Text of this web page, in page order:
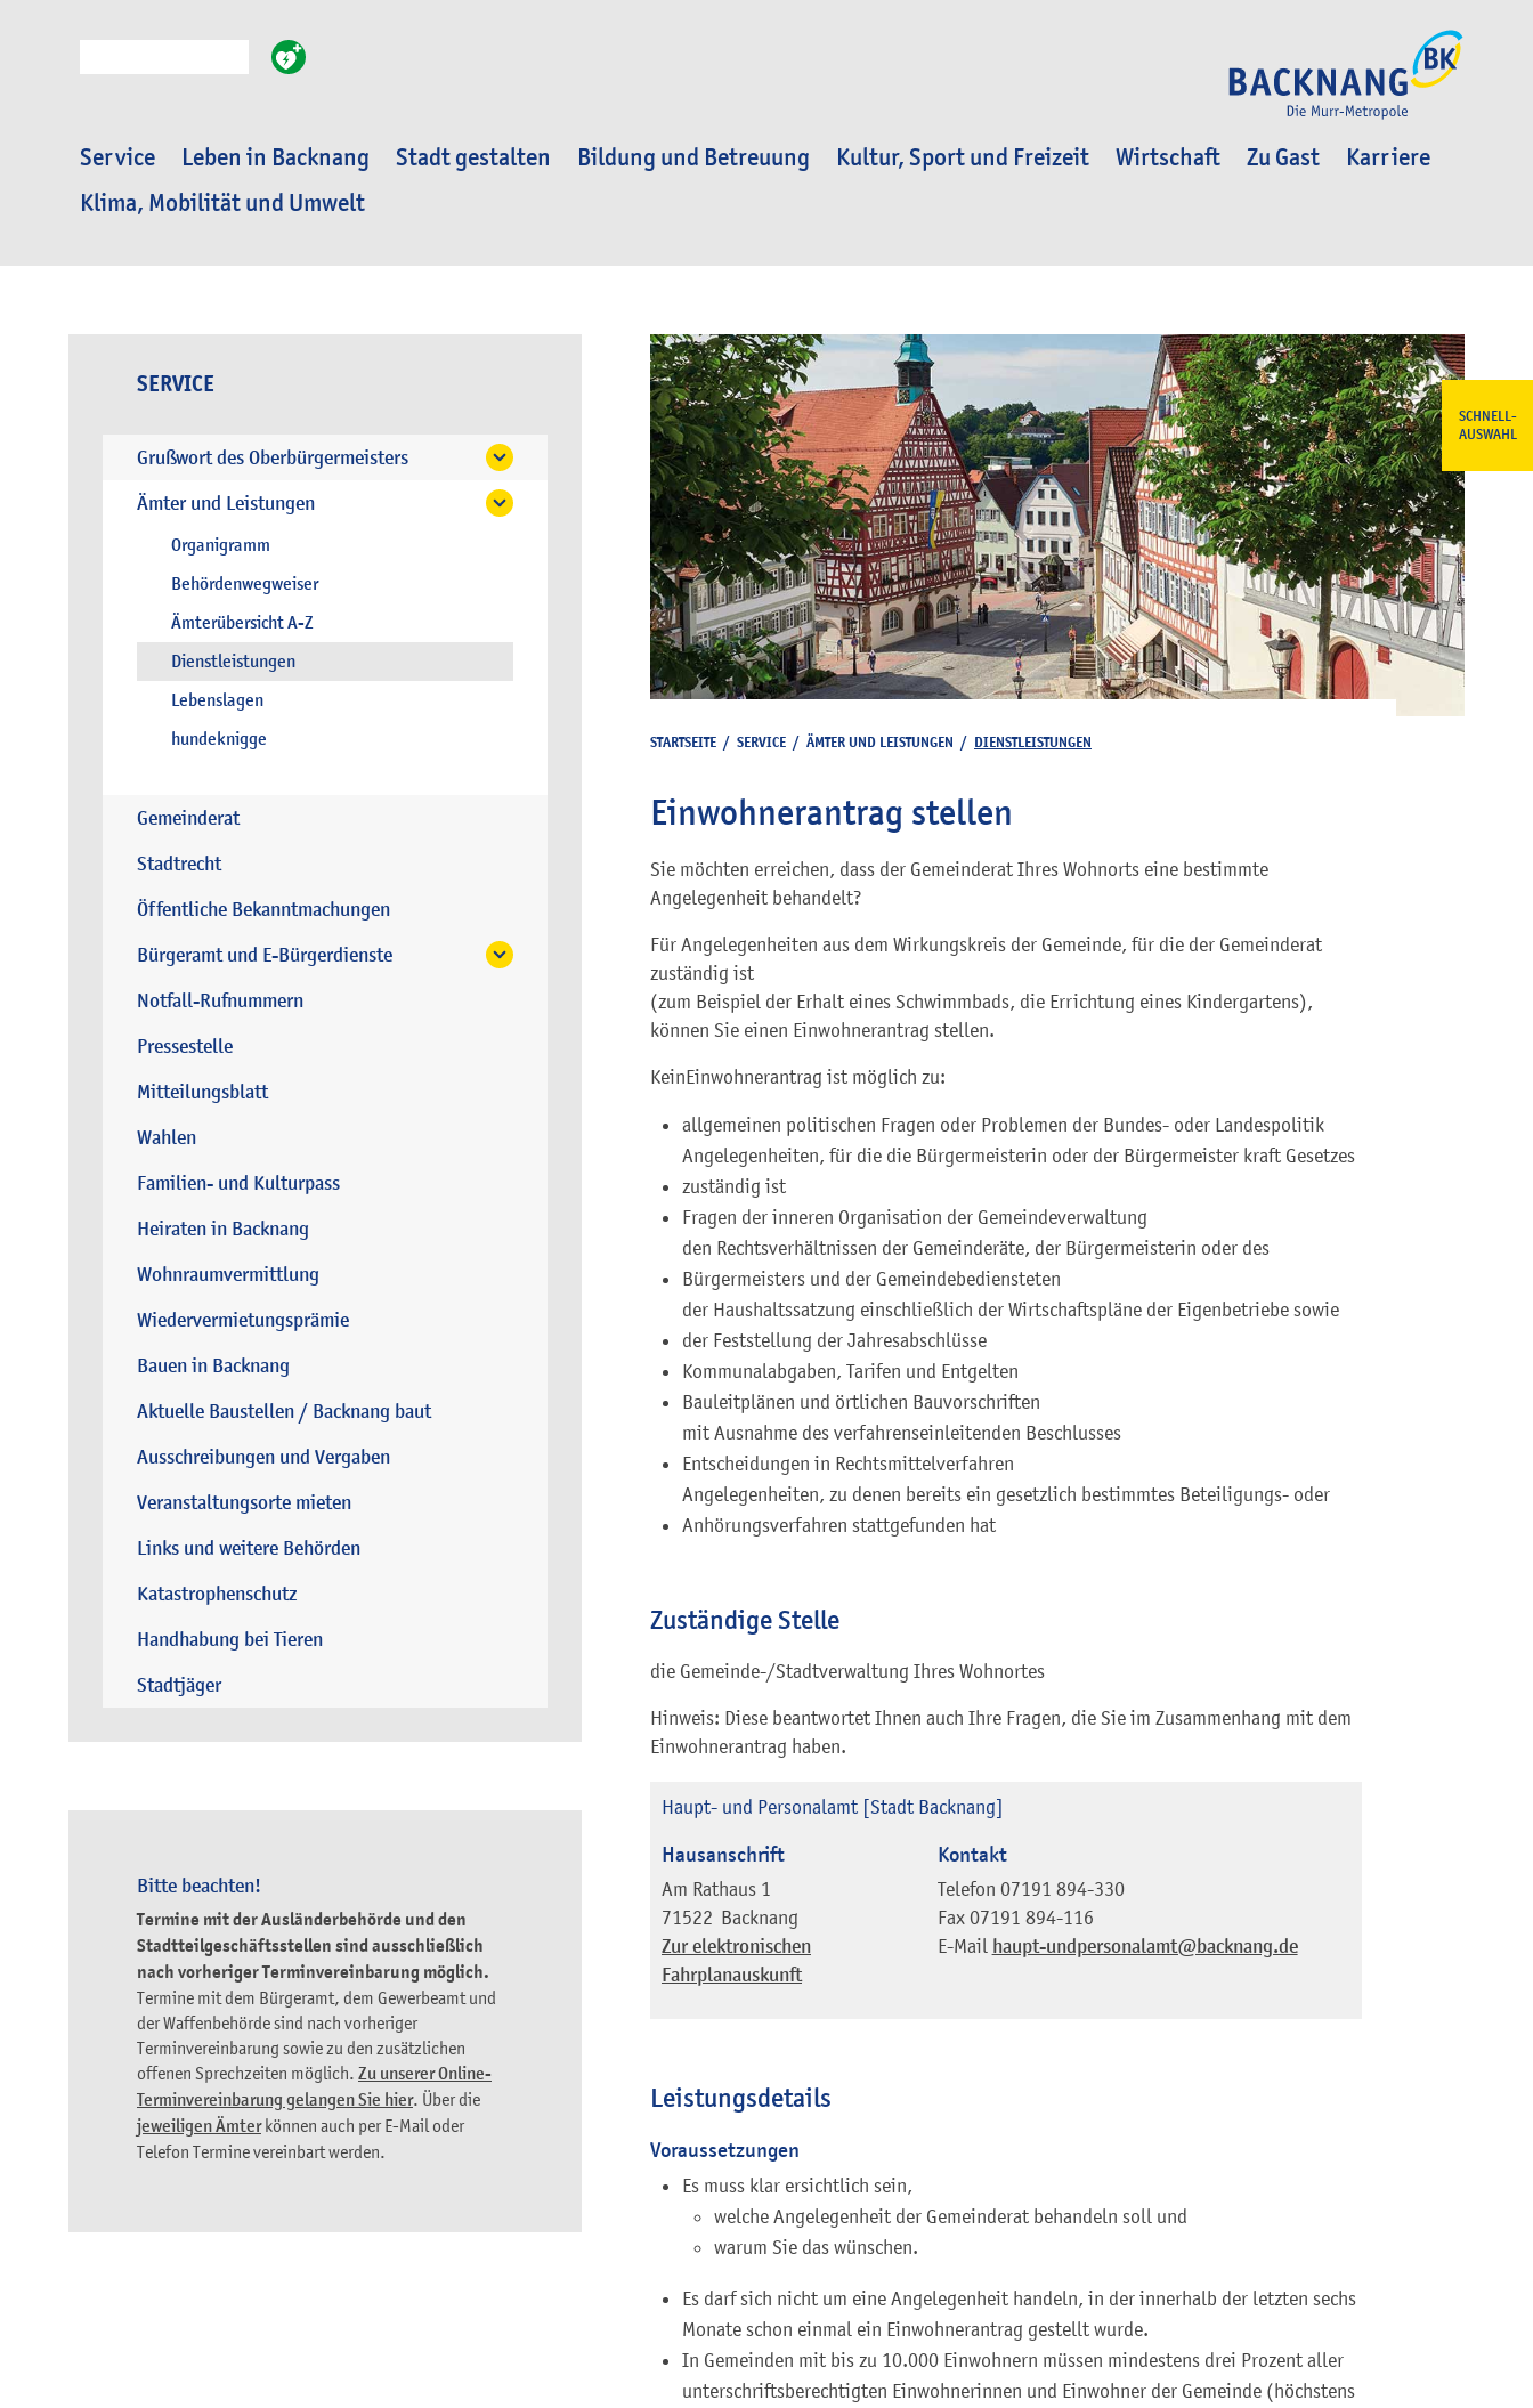
Service Leben in Backnang Stadt gestalten Bildung und Betreuung Kultur, Sport und Freizeit Wirtschaft Zu Gast
Karriere
Klima, Mobilität und Umwelt
SCHNELL-
AUSWAHL
SERVICE
Grußwort des Oberbürgermeisters
Ämter und Leistungen
Organigramm
Behördenwegweiser
Ämterübersicht A-Z
Dienstleistungen
Lebenslagen
hundeknigge
Gemeinderat
Stadtrecht
Öffentliche Bekanntmachungen
Bürgeramt und E-Bürgerdienste
Notfall-Rufnummern
Pressestelle
Mitteilungsblatt
Wahlen
Familien- und Kulturpass
Heiraten in Backnang
Wohnraumvermittlung
Wiedervermietungsprämie
Bauen in Backnang
Aktuelle Baustellen / Backnang baut
Ausschreibungen und Vergaben
Veranstaltungsorte mieten
Links und weitere Behörden
Katastrophenschutz
Handhabung bei Tieren
Stadtjäger
Bitte beachten!
Termine mit der Ausländerbehörde und den
Stadtteilgeschäftsstellen sind ausschließlich
nach vorheriger Terminvereinbarung möglich.
Termine mit dem Bürgeramt, dem Gewerbeamt und
der Waffenbehörde sind nach vorheriger
Terminvereinbarung sowie zu den zusätzlichen
offenen Sprechzeiten möglich. Zu unserer Online-
Terminvereinbarung gelangen Sie hier. Über die
jeweiligen Ämterkönnen auch per E-Mail oder
Telefon Termine vereinbart werden.
STARTSEITE / SERVICE / ÄMTER UND LEISTUNGEN / DIENSTLEISTUNGEN
Einwohnerantrag stellen
Sie möchten erreichen, dass der Gemeinderat Ihres Wohnorts eine bestimmte
Angelegenheit behandelt?
Für Angelegenheiten aus dem Wirkungskreis der Gemeinde, für die der Gemeinderat
zuständig ist
(zum Beispiel der Erhalt eines Schwimmbads, die Errichtung eines Kindergartens),
können Sie einen Einwohnerantrag stellen.
KeinEinwohnerantrag ist möglich zu:
allgemeinen politischen Fragen oder Problemen der Bundes- oder Landespolitik
Angelegenheiten, für die die Bürgermeisterin oder der Bürgermeister kraft Gesetzes
zuständig ist
Fragen der inneren Organisation der Gemeindeverwaltung
den Rechtsverhältnissen der Gemeinderäte, der Bürgermeisterin oder des
Bürgermeisters und der Gemeindebediensteten
der Haushaltssatzung einschließlich der Wirtschaftspläne der Eigenbetriebe sowie
der Feststellung der Jahresabschlüsse
Kommunalabgaben, Tarifen und Entgelten
Bauleitplänen und örtlichen Bauvorschriften
mit Ausnahme des verfahrenseinleitenden Beschlusses
Entscheidungen in Rechtsmittelverfahren
Angelegenheiten, zu denen bereits ein gesetzlich bestimmtes Beteiligungs- oder
Anhörungsverfahren stattgefunden hat
Zuständige Stelle
die Gemeinde-/Stadtverwaltung Ihres Wohnortes
Hinweis: Diese beantwortet Ihnen auch Ihre Fragen, die Sie im Zusammenhang mit dem
Einwohnerantrag haben.
Haupt- und Personalamt [Stadt Backnang]
Hausanschrift
Am Rathaus 1
71522 Backnang
Zur elektronischen
Fahrplanauskunft
Kontakt
Telefon 07191 894-330
Fax 07191 894-116
E-Mail haupt-undpersonalamt@backnang.de
Leistungsdetails
Voraussetzungen
Es muss klar ersichtlich sein,
welche Angelegenheit der Gemeinderat behandeln soll und
warum Sie das wünschen.
Es darf sich nicht um eine Angelegenheit handeln, in der innerhalb der letzten sechs
Monate schon einmal ein Einwohnerantrag gestellt wurde.
In Gemeinden mit bis zu 10.000 Einwohnern müssen mindestens drei Prozent aller
unterschriftsberechtigten Einwohnerinnen und Einwohner der Gemeinde (höchstens